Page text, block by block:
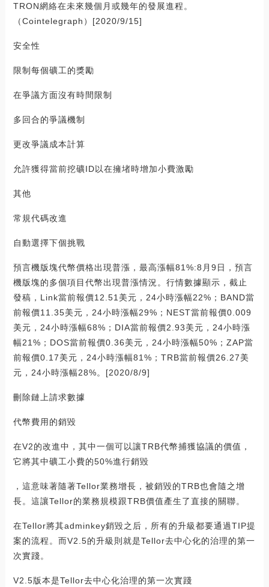
TRON網絡在未來幾個月或幾年的發展進程。
（Cointelegraph）[2020/9/15]
安全性
限制每個礦工的獎勵
在爭議方面沒有時間限制
多回合的爭議機制
更改爭議成本計算
允許獲得當前挖礦ID以在擁堵時增加小費激勵
其他
常規代碼改進
自動選擇下個挑戰
預言機版塊代幣價格出現普漲，最高漲幅81%:8月9日，預言
機版塊的多個項目代幣出現普漲情況。行情數據顯示，截止
發稿，Link當前報價12.51美元，24小時漲幅22%；BAND當
前報價11.35美元，24小時漲幅29%；NEST當前報價0.009
美元，24小時漲幅68%；DIA當前報價2.93美元，24小時漲
幅21%；DOS當前報價0.36美元，24小時漲幅50%；ZAP當
前報價0.17美元，24小時漲幅81%；TRB當前報價26.27美
元，24小時漲幅28%。[2020/8/9]
刪除鏈上請求數據
代幣費用的銷毀
在V2的改進中，其中一個可以讓TRB代幣捕獲協議的價值，
它將其中礦工小費的50%進行銷毀
，這意味著隨著Tellor業務增長，被銷毀的TRB也會隨之增
長。這讓Tellor的業務規模跟TRB價值產生了直接的關聯。
在Tellor將其adminkey銷毀之后，所有的升級都要通過TIP提
案的流程。而V2.5的升級則就是Tellor去中心化的治理的第一
次實踐。
V2.5版本是Tellor去中心化治理的第一次實踐